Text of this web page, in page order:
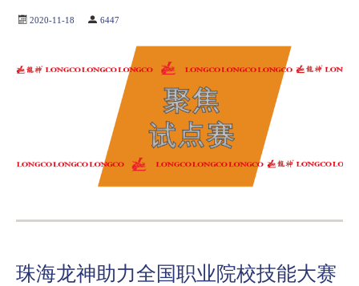
2020-11-18 6447
珠海龙神助力全国职业院校技能大赛